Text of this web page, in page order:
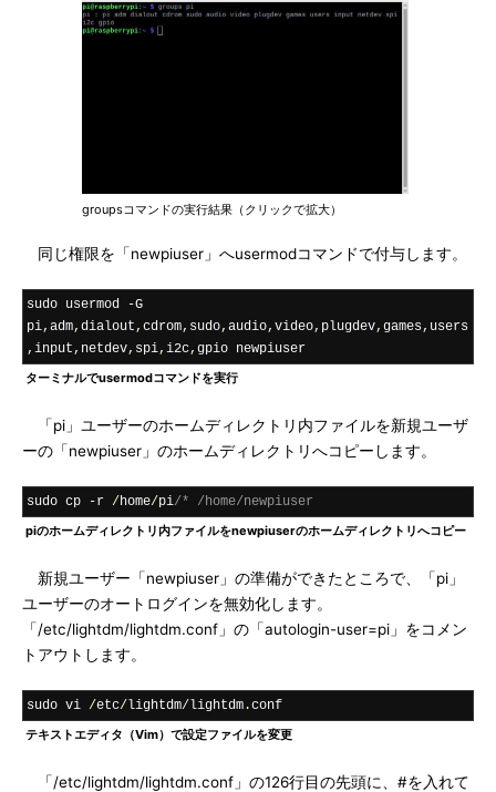
groupsコマンドの実行結果（クリックで拡大）
同じ権限を「newpiuser」へusermodコマンドで付与します。
sudo usermod -G
pi, adm, dialout, cdrom, sudo, audio, video, plugdev, games, users
, input, netdev, spi, i2c, gpio newpiuser
ターミナルでusermodコマンドを実行
「pi」ユーザーのホームディレクトリ内ファイルを新規ユーザ
ーの「newpiuser」のホームディレクトリへコピーします。
sudo cp -r /home/pi/* /home/newpiuser
piのホームディレクトリ内ファイルをnewpiuserのホームディレクトリへコピー
新規ユーザー「newpiuser」の準備ができたところで、「pi」
ユーザーのオートログインを無効化します。
「/etc/lightdm/lightdm.conf」の「autologin-user=pi」をコメン
トアウトします。
sudo vi /etc/ lightdm/ lightdm .conf
テキストエディタ（Vim）で設定ファイルを変更
「/etc/lightdm/lightdm.conf」の126行目の先頭に、#を入れて